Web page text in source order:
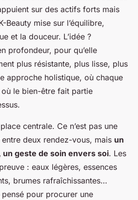
sur des actifs forts mais
Beauty mise sur l’équilibre,
et la douceur. L’idée ?
profondeur, pour qu’elle
plus résistante, plus lisse, plus
approche holistique, où chaque
le bien-être fait partie
centrale. Ce n’est pas une
deux rendez-vous, mais un
un geste de soin envers soi. Les
: eaux légères, essences
brumes rafraîchissantes…
pour procurer une